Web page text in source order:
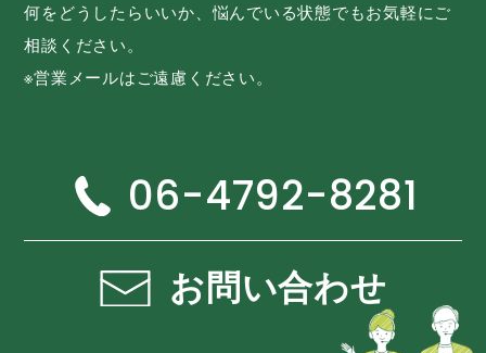
何をどうしたらいいか、悩んでいる状態でもお気軽にご
相談ください。
※営業メールはご遠慮ください。
06-4792-8281
お問い合わせ